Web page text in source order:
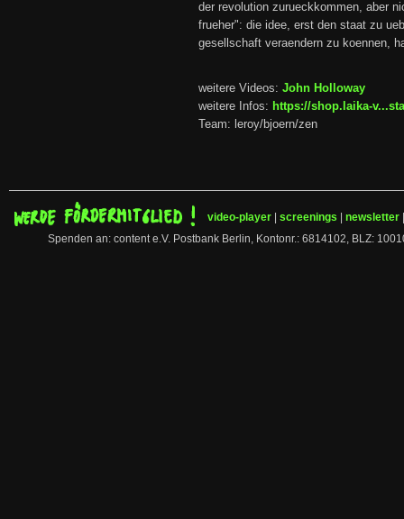
der revolution zurueckkommen, aber
frueher": die idee, erst den staat zu
gesellschaft veraendern zu koennen,
weitere Videos: John Holloway
weitere Infos: https://shop.laika-
Team: leroy/bjoern/zen
video-player screenings newsletter
Spenden an: content e.V. Postbank Berlin, Kontonr.: 6814102, BLZ: